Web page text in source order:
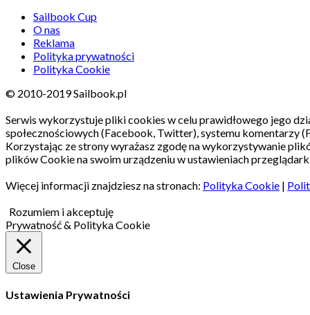
Sailbook Cup
O nas
Reklama
Polityka prywatności
Polityka Cookie
© 2010-2019 Sailbook.pl
Serwis wykorzystuje pliki cookies w celu prawidłowego jego
społecznościowych (Facebook, Twitter), systemu komentarzy
Korzystając ze strony wyrażasz zgodę na wykorzystywanie
plików Cookie na swoim urządzeniu w ustawieniach
Więcej informacji znajdziesz na stronach: Polityka Cookie |
Rozumiem i akceptuję
Prywatność & Polityka Cookie
Close
Ustawienia Prywatności